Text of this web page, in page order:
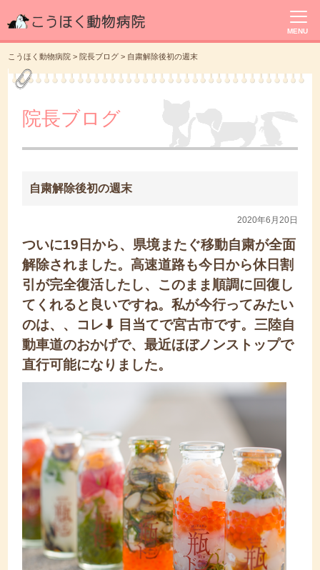
MENU
こうほく動物病院 >院長ブログ > 自粛解除後初の週末
院長ブログ
自粛解除後初の週末
2020年6月20日
ついに19日から、県境またぐ移動自粛が全面
解除されました。高速道路も今日から休日割
引が完全復活したし、このまま順調に回復し
てくれると良いですね。私が今行ってみたい
のは、、コレ⬇︎ 目当てで宮古市です。 三陸自
動車道のおかげで、最近ほぼノンストップで
直行可能になりました。